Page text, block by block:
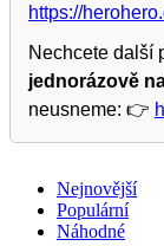
https://
Nechcete další
jednorázově
neusneme: 👉
Nejnovější
Populární
Náhodné